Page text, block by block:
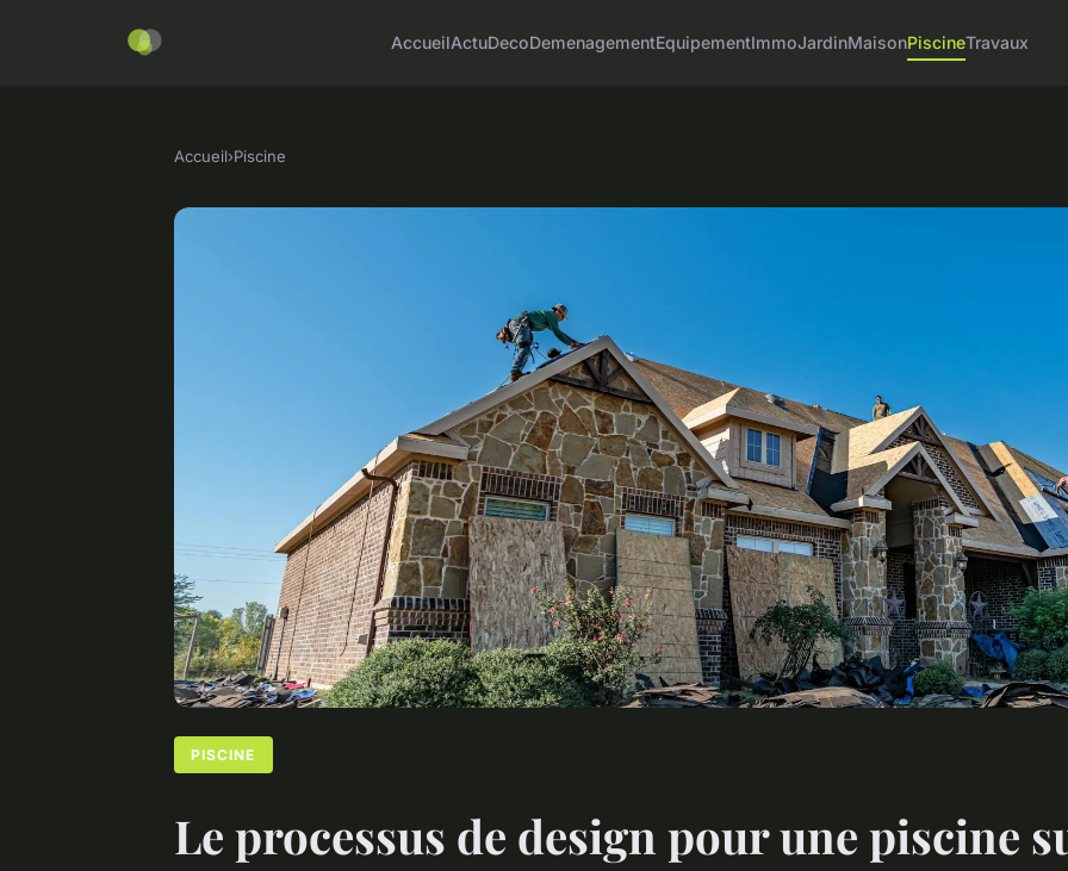
AccueilActuDecoDemenagementEquipementImmoJardinMaisonPiscineTravaux
Accueil›Piscine
PISCINE
Le processus de design pour une piscine